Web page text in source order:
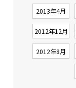
2013年4月
2012年12月
2012年8月